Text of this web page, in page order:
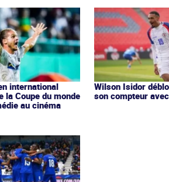
international
la Coupe du monde
au cinéma
Wilson Isidor
son compteur